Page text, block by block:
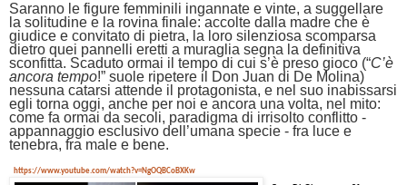
Saranno le figure femminili ingannate e vinte, a suggellare
la solitudine e la rovina finale: accolte dalla madre che è
giudice e convitato di pietra, la loro silenziosa scomparsa
dietro quei pannelli eretti a muraglia segna la definitiva
sconfitta. Scaduto ormai il tempo di cui s’è preso gioco (“C’è
ancora tempo!” suole ripetere il Don Juan di De Molina)
nessuna catarsi attende il protagonista, e nel suo inabissarsi
egli torna oggi, anche per noi e ancora una volta, nel mito:
come fa ormai da secoli, paradigma di irrisolto conflitto -
appannaggio esclusivo dell’umana specie - fra luce e
tenebra, fra male e bene.
https://www.youtube.com/watch?v=NgOQBCoBXKw